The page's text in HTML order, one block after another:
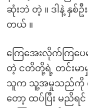
ဆုံးဘဲ တဲ့ ။ ဒါနဲ့ နှစ်
တယ် ။
ကြေအေးလိုက်ကြ
တဲ့ ငတိတို့ရဲ့ တင်းမာ
သူက သူ့အမှုသည်ကို
တော့ ထပ်ပြီး မညိရ